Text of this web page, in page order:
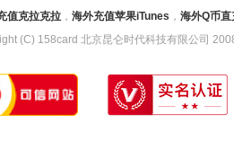
值克拉克拉 ， 海外充值苹果iTunes ， 海外Q币
(C) 158card 北京昆仑时代科技有限公司